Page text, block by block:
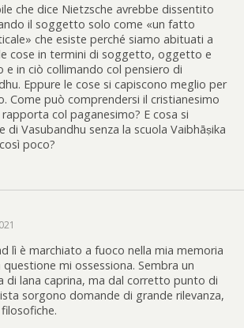
che dice Nietzsche avrebbe dissentito
il soggetto solo come «un fatto
che esiste perché siamo abituati a
cose in termini di soggetto, oggetto e
e in ciò collimando col pensiero di
Eppure le cose si capiscono meglio per
Come può comprendersi il cristianesimo
rapporta col paganesimo? E cosa si
di Vasubandhu senza la scuola Vaibhāṣika
poco?
lì è marchiato a fuoco nella mia memoria
questione mi ossessiona. Sembra un
di lana caprina, ma dal corretto punto di
sorgono domande di grande rilevanza,